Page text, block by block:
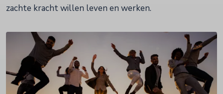
zachte kracht willen leven en werken.